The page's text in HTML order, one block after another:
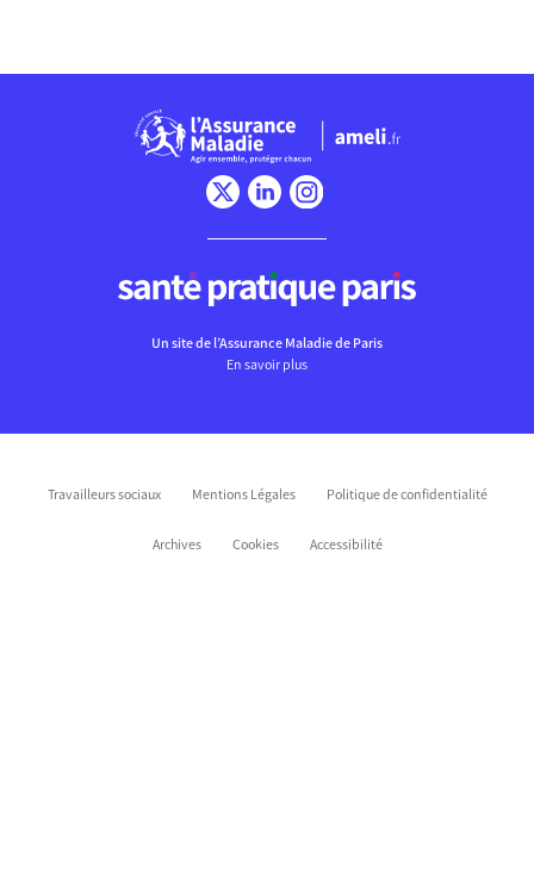
Un site de l’Assurance Maladie de Paris
En savoir plus
Travailleurs sociaux Mentions Légales Politique de confidentialité
Archives Cookies Accessibilité